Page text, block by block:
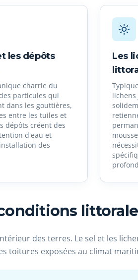
les dépôts
charrie du
particules qui
dans les gouttières,
entre les tuiles et
dépôts créent des
d'eau et
des
Les
des terres. Le sel et les
toitures exposées au climat